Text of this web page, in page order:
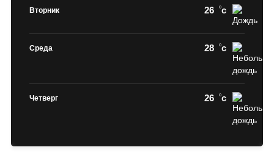
Вторник 26 c
Среда 28 c
Четверг 26 c